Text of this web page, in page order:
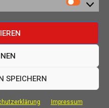
SPEICHERN
Impressum
Richtlinie (EU)